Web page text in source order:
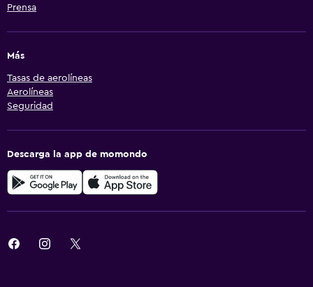
Prensa
Más
Tasas de aerolíneas
Aerolíneas
Seguridad
Descarga la app de momondo